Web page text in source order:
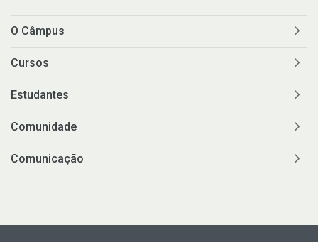
O Câmpus
Cursos
Estudantes
Comunidade
Comunicação